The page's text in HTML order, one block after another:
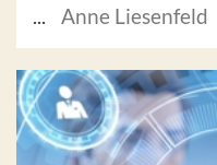
...
Anne Liesenfeld